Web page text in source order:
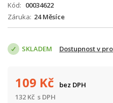
Kód
00034622
Záruka 24 Měsíce
SKLADEM Dostupnost v
109 Kč
bez DPH
132 Kč s DPH